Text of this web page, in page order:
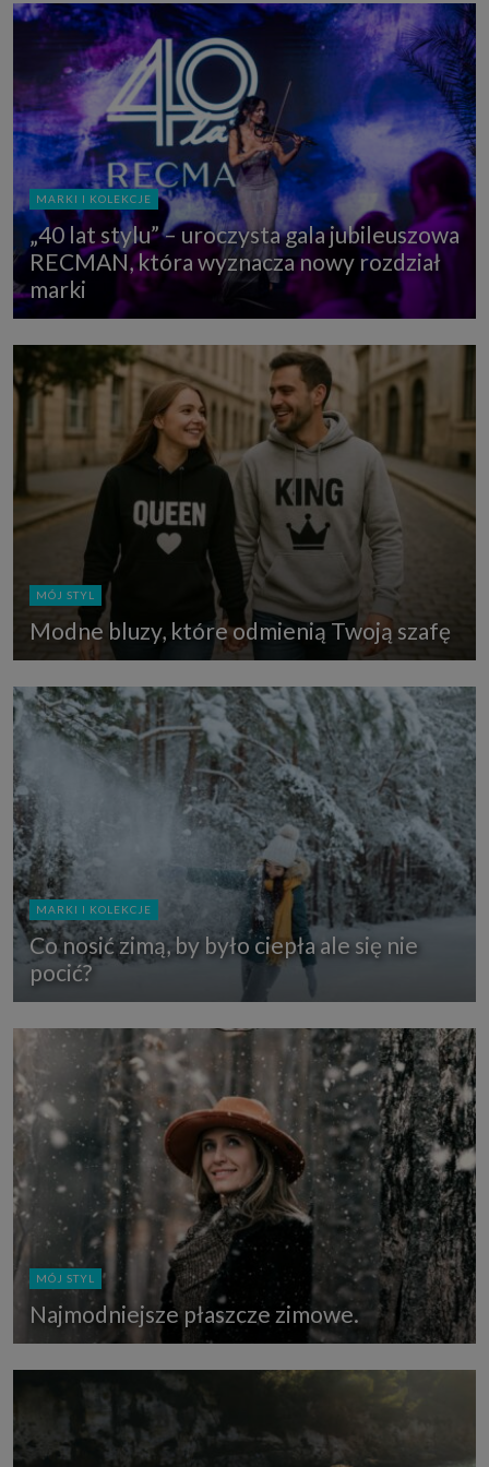
MARKI I KOLEKCJE
„40 lat stylu” – uroczysta gala jubileuszowa
RECMAN, która wyznacza nowy rozdział
marki
MÓJ STYL
Modne bluzy, które odmienią Twoją szafę
MARKI I KOLEKCJE
Co nosić zimą, by było ciepła ale się nie
pocić?
MÓJ STYL
Najmodniejsze płaszcze zimowe.